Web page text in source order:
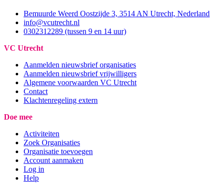
Bemuurde Weerd Oostzijde 3, 3514 AN Utrecht, Nederland
info@vcutrecht.nl
0302312289 (tussen 9 en 14 uur)
VC Utrecht
Aanmelden nieuwsbrief organisaties
Aanmelden nieuwsbrief vrijwilligers
Algemene voorwaarden VC Utrecht
Contact
Klachtenregeling extern
Doe mee
Activiteiten
Zoek Organisaties
Organisatie toevoegen
Account aanmaken
Log in
Help